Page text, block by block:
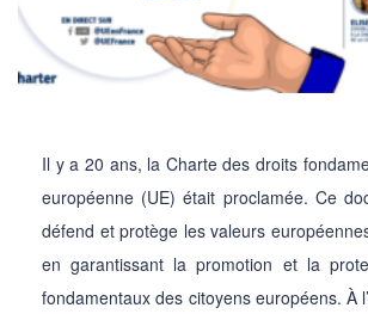
Il y a 20 ans, la Charte des droits
européenne (UE) était proclamée. Ce
défend et protège les valeurs
en garantissant la promotion et la
fondamentaux des citoyens européens. À